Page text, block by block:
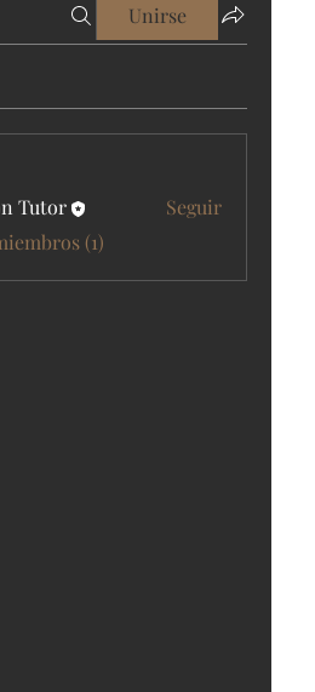
Unirse
Tutor
Seguir
(1)